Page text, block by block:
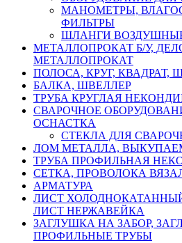
МАНОМЕТРЫ,
ФИЛЬТРЫ
ШЛАНГИ
МЕТАЛЛОПРОКАТ Б/У,
МЕТАЛЛОПРОКАТ
ПОЛОСА, КРУГ, КВАДРАТ,
БАЛКА, ШВЕЛЛЕР
ТРУБА КРУГЛАЯ
СВАРОЧНОЕ
ОСНАСТКА
СТЕКЛА ДЛЯ
ЛОМ МЕТАЛЛА,
ТРУБА ПРОФИЛЬНАЯ
СЕТКА, ПРОВОЛОКА
АРМАТУРА
ЛИСТ
ЛИСТ НЕРЖАВЕЙКА
ЗАГЛУШКА НА ЗАБОР,
ПРОФИЛЬНЫЕ ТРУБЫ